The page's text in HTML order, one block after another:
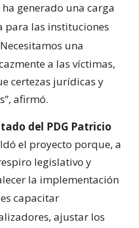
generado una carga
para las instituciones
Necesitamos una
a las víctimas,
certezas jurídicas y
afirmó.
del PDG Patricio
el proyecto porque, a
legislativo y
la implementación
capacitar
ajustar los